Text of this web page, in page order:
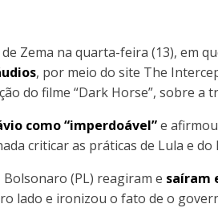
Zema na quarta-feira (13), em
, por meio do site The
do filme “Dark Horse”, sobre a
como “imperdoável”e
criticar as práticas de Lula e do
(PL) reagiram e saíram
lado e ironizou o fato de o